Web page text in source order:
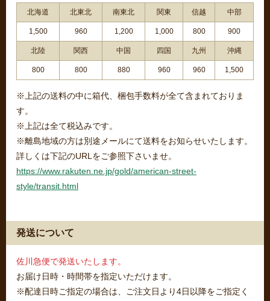
北海道 北東北 南東北 関東 信越 中部
1,500 960 1,200 1,000 800 900
北陸 関西 中国 四国 九州 沖縄
800 800 880 960 960 1,500
※上記の送料の中に箱代、梱包手数料が全て含まれておりま
す。
※上記は全て税込みです。
※離島地域の方は別途メールにて送料をお知らせいたします。
詳しくは下記のURLをご参照下さいませ。
https://www.rakuten.ne.jp/gold/american-street-
style/transit.html
発送について
佐川急便で発送いたします。
お届け日時・時間帯を指定いただけます。
※配達日時ご指定の場合は、ご注文日より4日以降をご指定く